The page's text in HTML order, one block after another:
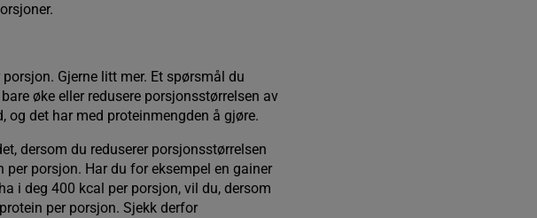
Gjerne litt mer. Et spørsmål du
øke eller redusere porsjonsstørrelsen av
og det har med proteinmengden å gjøre.
dersom du reduserer porsjonsstørrelsen
porsjon. Har du for eksempel en gainer
i deg 400 kcal per porsjon, vil du, dersom
per porsjon. Sjekk derfor